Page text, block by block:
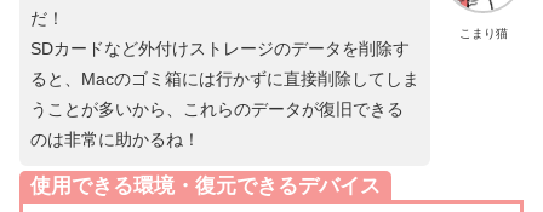
こまり猫
だ！
SDカードなど外付けストレージのデータを削除す
ると、Macのゴミ箱には行かずに直接削除してしま
うことが多いから、これらのデータが復旧できる
のは非常に助かるね！
使用できる環境・復元できるデバイス